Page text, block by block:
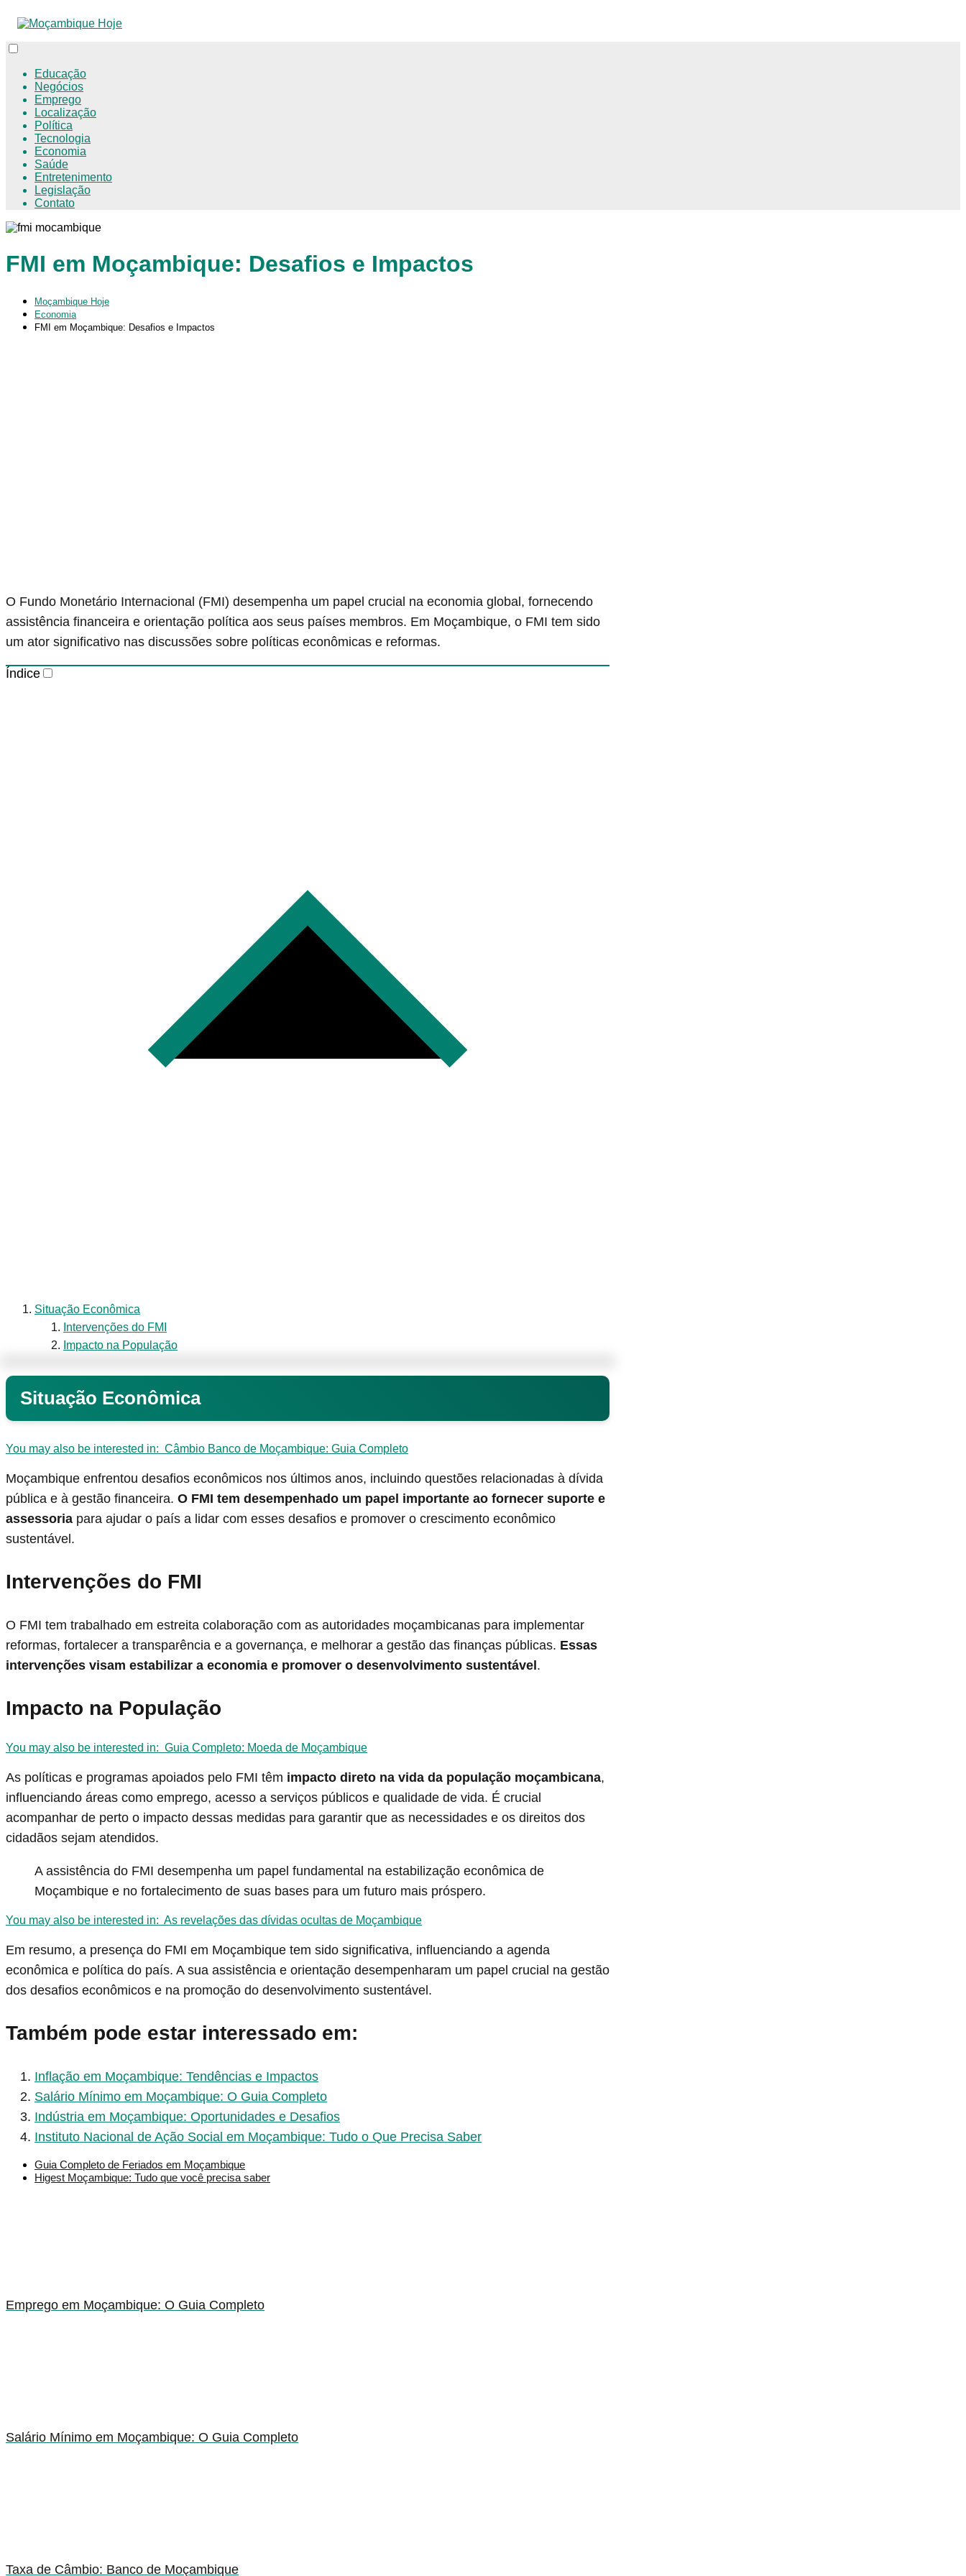
Educação
Negócios
Emprego
Localização
Política
Tecnologia
Economia
Saúde
Entretenimento
Legislação
Contato
FMI em Moçambique: Desafios e Impactos
Moçambique Hoje
Economia
FMI em Moçambique: Desafios e Impactos
O Fundo Monetário Internacional (FMI) desempenha um papel crucial na economia global, fornecendo
assistência financeira e orientação política aos seus países membros. Em Moçambique, o FMI tem sido
um ator significativo nas discussões sobre políticas econômicas e reformas.
Índice
Situação Econômica
Intervenções do FMI
Impacto na População
Situação Econômica
You may also be interested in: Câmbio Banco de Moçambique: Guia Completo
Moçambique enfrentou desafios econômicos nos últimos anos, incluindo questões relacionadas à dívida
pública e à gestão financeira. O FMI tem desempenhado um papel importante ao fornecer suporte e
assessoria para ajudar o país a lidar com esses desafios e promover o crescimento econômico
sustentável.
Intervenções do FMI
O FMI tem trabalhado em estreita colaboração com as autoridades moçambicanas para implementar
reformas, fortalecer a transparência e a governança, e melhorar a gestão das finanças públicas. Essas
intervenções visam estabilizar a economia e promover o desenvolvimento sustentável.
Impacto na População
You may also be interested in: Guia Completo: Moeda de Moçambique
As políticas e programas apoiados pelo FMI têm impacto direto na vida da população moçambicana,
influenciando áreas como emprego, acesso a serviços públicos e qualidade de vida. É crucial
acompanhar de perto o impacto dessas medidas para garantir que as necessidades e os direitos dos
cidadãos sejam atendidos.
A assistência do FMI desempenha um papel fundamental na estabilização econômica de
Moçambique e no fortalecimento de suas bases para um futuro mais próspero.
You may also be interested in: As revelações das dívidas ocultas de Moçambique
Em resumo, a presença do FMI em Moçambique tem sido significativa, influenciando a agenda
econômica e política do país. A sua assistência e orientação desempenharam um papel crucial na gestão
dos desafios econômicos e na promoção do desenvolvimento sustentável.
Também pode estar interessado em:
Inflação em Moçambique: Tendências e Impactos
Salário Mínimo em Moçambique: O Guia Completo
Indústria em Moçambique: Oportunidades e Desafios
Instituto Nacional de Ação Social em Moçambique: Tudo o Que Precisa Saber
Guia Completo de Feriados em Moçambique
Higest Moçambique: Tudo que você precisa saber
Emprego em Moçambique: O Guia Completo
Salário Mínimo em Moçambique: O Guia Completo
Taxa de Câmbio: Banco de Moçambique